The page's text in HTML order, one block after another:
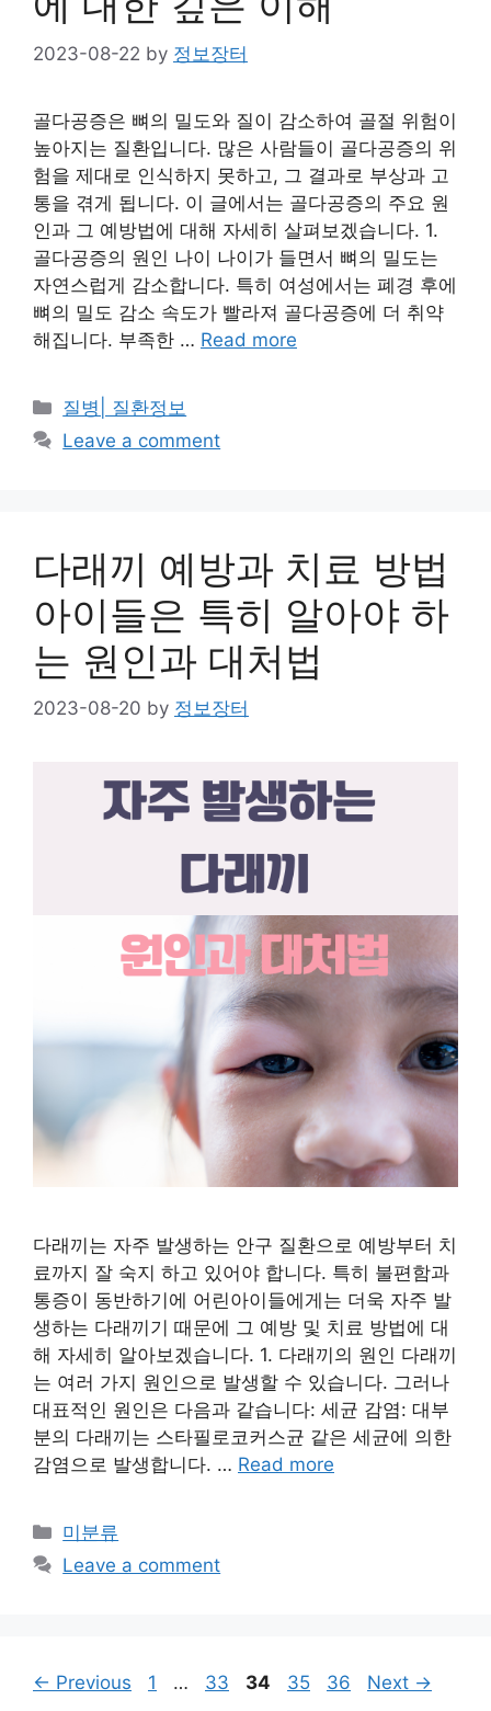
2023-08-22 by 정보장터
골다공증은 뼈의 밀도와 질이 감소하여 골절 위험이
높아지는 질환입니다. 많은 사람들이 골다공증의 위
험을 제대로 인식하지 못하고, 그 결과로 부상과 고
통을 겪게 됩니다. 이 글에서는 골다공증의 주요 원
인과 그 예방법에 대해 자세히 살펴보겠습니다. 1.
골다공증의 원인 나이 나이가 들면서 뼈의 밀도는
자연스럽게 감소합니다. 특히 여성에서는 폐경 후에
뼈의 밀도 감소 속도가 빨라져 골다공증에 더 취약
해집니다. 부족한 … Read more
Categories
질병| 질환정보
Leave a comment
다래끼 예방과 치료 방법
아이들은 특히 알아야 하
는 원인과 대처법
2023-08-20 by 정보장터
다래끼는 자주 발생하는 안구 질환으로 예방부터 치
료까지 잘 숙지 하고 있어야 합니다. 특히 불편함과
통증이 동반하기에 어린아이들에게는 더욱 자주 발
생하는 다래끼기 때문에 그 예방 및 치료 방법에 대
해 자세히 알아보겠습니다. 1. 다래끼의 원인 다래끼
는 여러 가지 원인으로 발생할 수 있습니다. 그러나
대표적인 원인은 다음과 같습니다: 세균 감염: 대부
분의 다래끼는 스타필로코커스균 같은 세균에 의한
감염으로 발생합니다. … Read more
Categories
미분류
Leave a comment
← Previous Page
1 … Page
33 Page
34 Page
35 Page
36 Next →